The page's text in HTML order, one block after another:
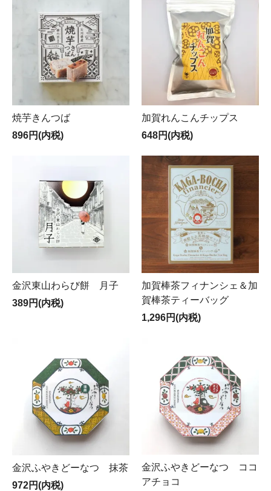
焼芋きんつば
896円(内税)
加賀れんこんチップス
648円(内税)
金沢東山わらび餅 月子
389円(内税)
加賀棒茶フィナンシェ＆加
賀棒茶ティーバッグ
1,296円(内税)
金沢ふやきどーなつ 抹茶
972円(内税)
金沢ふやきどーなつ ココ
アチョコ